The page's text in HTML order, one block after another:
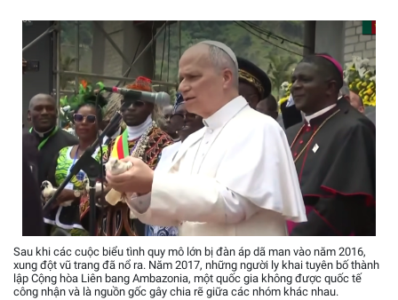
Sau khi các cuộc biểu tình quy mô lớn bị đàn áp dã man vào năm 2016,
xung đột vũ trang đã nổ ra. Năm 2017, những người ly khai tuyên bố thành
lập Cộng hòa Liên bang Ambazonia, một quốc gia không được quốc tế
công nhận và là nguồn gốc gây chia rẽ giữa các nhóm khác nhau.